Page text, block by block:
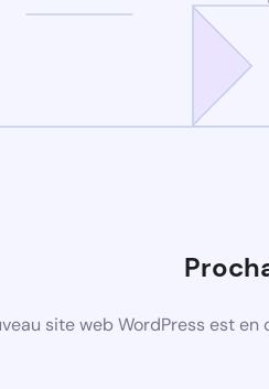
site web WordPress est